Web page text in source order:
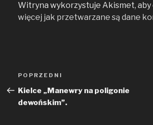
Witryna wykorzystuje Akismet, aby
więcej jak przetwarzane są dane
Nawigacja
wpisu
Poprzedni
wpis
POPRZEDNI
Kielce „Manewry na poligonie
dewońskim”.